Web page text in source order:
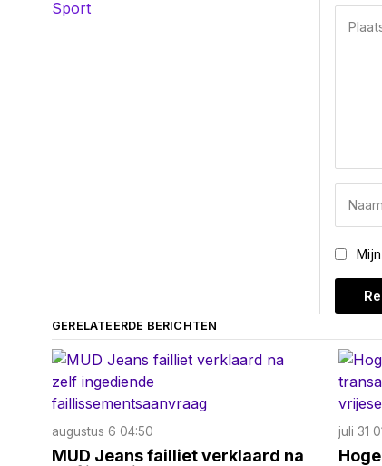
Sport
GERELATEERDE BERICHTEN
augustus 6 04:50
MUD Jeans failliet verklaard na
juli 31